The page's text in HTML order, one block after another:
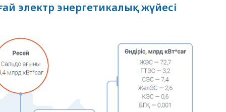
электр энергетикалық жүйесі